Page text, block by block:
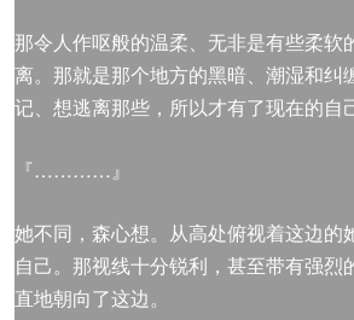
那令人作呕般的温柔、无非是有些柔软
离。那就是那个地方的黑暗、潮湿和纠
记、想逃离那些，所以才有了现在的自
『…………』
她不同，森心想。从高处俯视着这边的
自己。那视线十分锐利，甚至带有强烈
直地朝向了这边。